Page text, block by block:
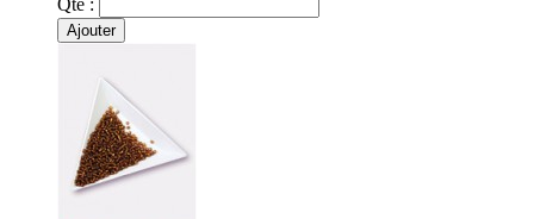
Qté :
Ajouter